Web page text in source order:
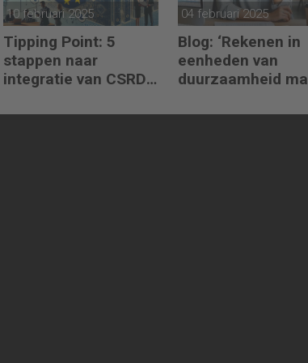
10 februari 2025
Tipping Point: 5
stappen naar
integratie van CSRD,
Taxonomie
04 februari 2025
Blog: ‘Rekenen in
eenheden van
duurzaamheid